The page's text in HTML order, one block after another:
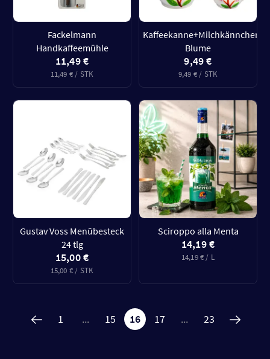
Fackelmann
Handkaffeemühle
11,49 €
11,49 € / STK
Kaffeekanne+Milchkännchen
Blume
9,49 €
9,49 € / STK
Gustav Voss Menübesteck
24 tlg
15,00 €
15,00 € / STK
Sciroppo alla Menta
14,19 €
14,19 € / L
1 ... 15 16 17 ... 23